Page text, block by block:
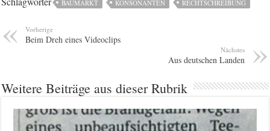
BAUMARKT KONSONANTEN RECHTSCHREIBUNG
Vorherige
Beim Dreh eines Videoclips
Nächstes
Aus deutschen Landen
Weitere Beiträge aus dieser Rubrik